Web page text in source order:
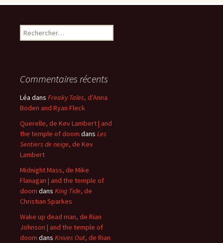
Rechercher :
Commentaires récents
Léa dans Freaky Tales, d’Anna
Boden and Ryan Fleck
Querelle, de Kev Lambert | and
the temple of doom dans Les
Sentiers de neige, de Kev
Lambert
Midnight Mass, de Mike
Flanagan | and the temple of
doom dans King Tide, de
Christian Sparkes
Wake up dead man, de Rian
Johnson | and the temple of
doom dans Knives Out, de Rian